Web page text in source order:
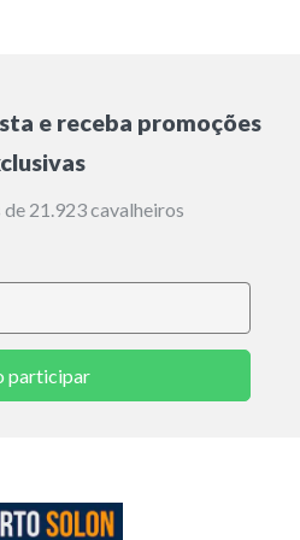
e receba promoções
de 21.923 cavalheiros
participar